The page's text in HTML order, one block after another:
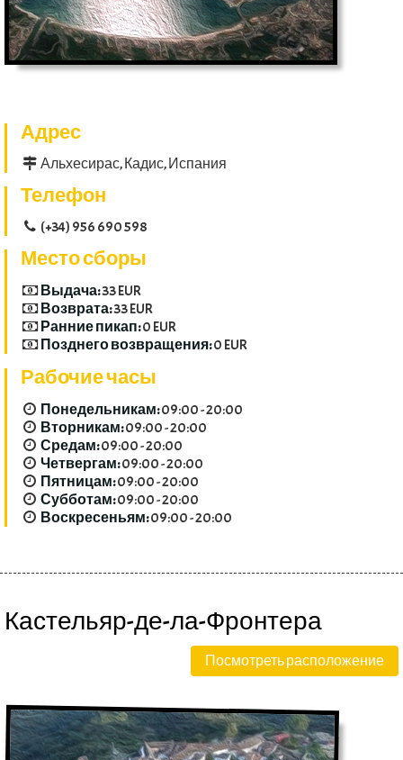
Адрес
Альхесирас, Кадис, Испания
Телефон
(+34) 956 690 598
Место сборы
Выдача:33 EUR
Возврата:33 EUR
Ранние пикап:0 EUR
Позднего возвращения:0 EUR
Рабочие часы
Понедельникам:09:00 - 20:00
Вторникам:09:00 - 20:00
Средам:09:00 - 20:00
Четвергам:09:00 - 20:00
Пятницам:09:00 - 20:00
Субботам:09:00 - 20:00
Воскресеньям:09:00 - 20:00
Кастельяр-де-ла-Фронтера
Посмотреть расположение